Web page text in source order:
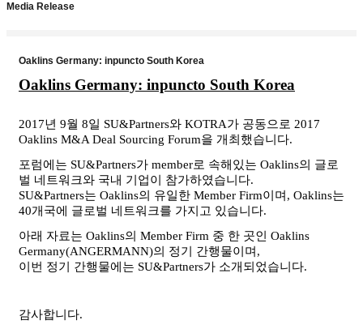
Media Release
Oaklins Germany: inpuncto South Korea
Oaklins Germany: inpuncto South Korea
2017년 9월 8일 SU&Partners와 KOTRA가 공동으로 2017
Oaklins M&A Deal Sourcing Forum을 개최했습니다.
포럼에는 SU&Partners가 member로 속해있는 Oaklins의 글로
벌 네트워크와 국내 기업이 참가하였습니다.
SU&Partners는 Oaklins의 유일한 Member Firm이며, Oaklins는
40개국에 글로벌 네트워크를 가지고 있습니다.
아래 자료는 Oaklins의 Member Firm 중 한 곳인 Oaklins
Germany(ANGERMANN)의 정기 간행물이며,
이번 정기 간행물에는 SU&Partners가 소개되었습니다.
감사합니다.